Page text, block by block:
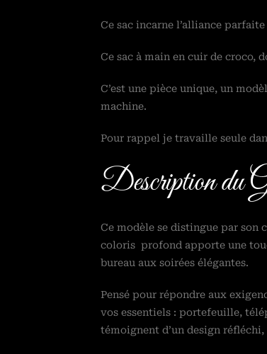
Ce sac incarne l’alliance
Ce sac à main en cuir de croco,
C’est une pièce unique, un
machine.
Pour rappel je travaille seule
Description
Ce modèle se distingue par son
coloris profond apporte une
bureau aux soirées élégantes.
Pensé pour répondre aux
vos essentiels : portefeuille,
témoignent d’un design